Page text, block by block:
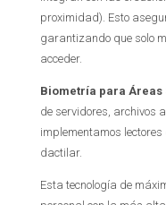
proximidad). Esto
garantizando que solo
acceder.
Biometría para Áreas
de servidores, archivos
implementamos lectores
dactilar.
Esta tecnología de